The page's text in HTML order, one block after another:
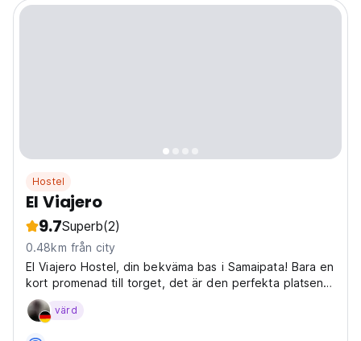
Hostel
El Viajero
9.7Superb(2)
0.48km från city
El Viajero Hostel, din bekväma bas i Samaipata! Bara en
kort promenad till torget, det är den perfekta platsen
för att utforska området och komma i kontakt med
andra resenärer. (Auto-translated from original
värd